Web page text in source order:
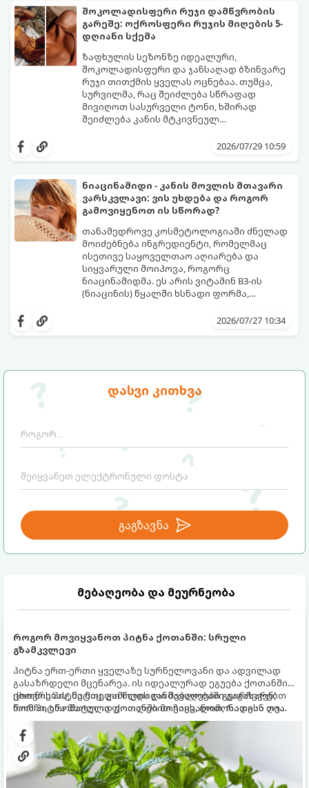
დასვი კითხვა
გაგზავნა
მებაღეობა და მეურნეობა
როგორ მოვიყვანოთ პიტნა ქოთანში: სრული
გზამკვლევი
პიტნა ერთ-ერთი ყველაზე სურნელოვანი და ადვილად
გასაზრდელი მცენარეა. ის იდეალურად ეგუება ქოთანში
ცხოვრებას, მეტიც, გამოცდილი მებაღეები გვირჩევენ,
რომ პიტნა მხოლოდ ქოთანში მოვიყვანოთ, რადგან ღია
გრუნტში (ბაღში) დარგვისას ის ფესვებით ძალიან
სწრაფად ვრცელდება და სხვა მცენარეებს ავიწროებს.
ქოთნის პიტნა მთელი წლის განმავლობაში გაგახარებთ
ნორჩი, არომატული ფოთლებით ჩაის, ლიმონათისა თუ
კერძებისთვის.
შესაბამისად, ჩვენი მიზანია ამ
ბაქტერიების განადგურება და კანის
გამოშრობა.
აი, 5 ყველაზე ეფექტური,
აპრობირებული და ნაცადი ხერხი,
რომლებიც ნებისმიერ ოფისში, კაფესა
თუ საზოგადოებრივ ტუალეტში, სულ
რაღაც 2 წუთში გადაგარჩენთ:
შოკოლადისფერი რუჯი დამწვრობის
გარეშე: ოქროსფერი რუჯის მიღების 5-
დღიანი სქემა
ზაფხულის სეზონზე იდეალური,
შოკოლადისფერი და ჯანსაღად ბზინვარე
რუჯი თითქმის ყველას ოცნებაა. თუმცა,
სურვილმა, რაც შეიძლება სწრაფად
მივიღოთ სასურველი ტონი, ხშირად
შეიძლება კანის მტკივნეულ
გამოიმუშაოს მელანინი - პიგმენტი,
5-დღიანი სქემა დაგეხმარებათ, მიიღოთ
ღრმა, თანაბარი და ხანგრძლივი რუჯი
კანის ჯანმრთელობის დაზიანების გარეშე.
2026/07/29 10:59
ნიაცინამიდი - კანის მოვლის მთავარი
ვარსკვლავი: ვის უხდება და როგორ
გამოვიყენოთ ის სწორად?
თანამედროვე კოსმეტოლოგიაში ძნელად
მოიძებნება ინგრედიენტი, რომელმაც
ისეთივე საყოველთაო აღიარება და
სიყვარული მოიპოვა, როგორც
ნიაცინამიდმა. ეს არის ვიტამინ B3-ის
(ნიაცინის) წყალში ხსნადი ფორმა,
კანისთვის ნამდვილი „მაშველი რგოლია“.
თავის მოვლის რუტინის შეუცვლელი
2026/07/27 10:34